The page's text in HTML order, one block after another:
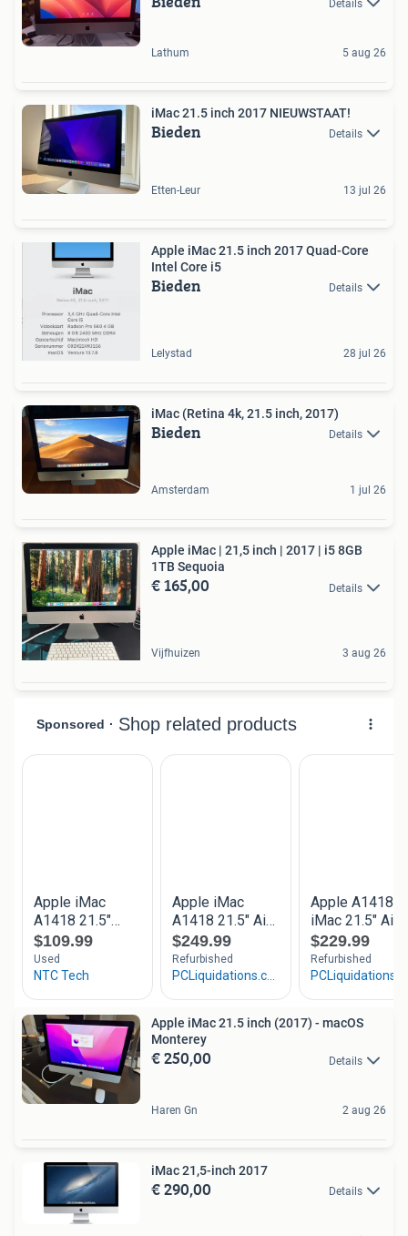
Details
Lathum 5 aug 26
iMac 21.5 inch 2017 NIEUWSTAAT!
Bieden Details
Etten-Leur 13 jul 26
Apple iMac 21.5 inch 2017 Quad-Core
Intel Core i5
Bieden Details
Lelystad 28 jul 26
iMac (Retina 4k, 21.5 inch, 2017)
Bieden Details
Amsterdam 1 jul 26
Apple iMac | 21,5 inch | 2017 | i5 8GB
1TB Sequoia
€ 165,00 Details
Vijfhuizen 3 aug 26
Apple iMac 21.5 inch (2017) - macOS
Monterey
€ 250,00 Details
Haren Gn 2 aug 26
iMac 21,5-inch 2017
€ 290,00 Details